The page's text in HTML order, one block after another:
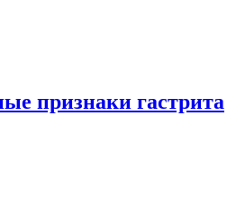
признаки гастрита